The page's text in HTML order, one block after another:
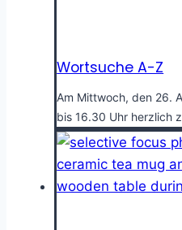
Wortsuche A-Z
Am Mittwoch, den 26.
bis 16.30 Uhr herzlich